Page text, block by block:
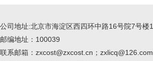
公司地址:北京市海淀区西四环中路16号院7号楼
邮编地址：100039
联系邮箱：zxcost@zxcost.cn；zxlicq@126.com